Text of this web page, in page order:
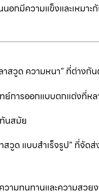
กมีความแข็งและเหมาะกั
สวูด ความหนา” ที่ต่างกั
ทย์การออกแบบตกแต่งที่ห
นสมัย
สวูด แบบสำเร็จรูป” ที่จัด
วามทนทานและความสวย